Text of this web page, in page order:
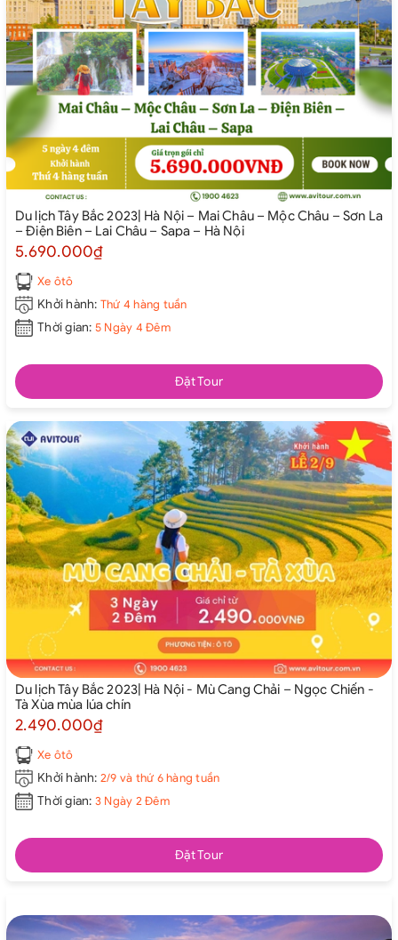
Du lịch Tây Bắc 2023| Hà Nội – Mai Châu – Mộc Châu – Sơn La
– Điện Biên – Lai Châu – Sapa – Hà Nội
5.690.000₫
Xe ôtô
Khởi hành: Thứ 4 hàng tuần
Thời gian: 5 Ngày 4 Đêm
Đặt Tour
Du lịch Tây Bắc 2023| Hà Nội - Mù Cang Chải – Ngọc Chiến -
Tà Xùa mùa lúa chín
2.490.000₫
Xe ôtô
Khởi hành: 2/9 và thứ 6 hàng tuần
Thời gian: 3 Ngày 2 Đêm
Đặt Tour